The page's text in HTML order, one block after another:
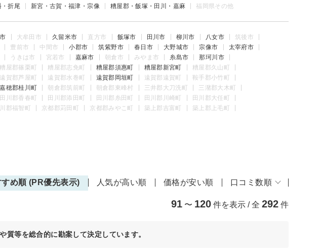
折尾
新宮・古賀・福津・宗像 糟屋郡・飯塚・田川・嘉麻 福岡県その他
大牟田市 久留米市 直方市 飯塚市 田川市 柳川市 八女市
筑後市
豊前市 中間市 小郡市 筑紫野市 春日市 大野城市 宗像市
太宰府市
うきは市 宮若市 嘉麻市 朝倉市 みやま市 糸島市
那珂川市
糟屋郡篠栗町 糟屋郡志免町 糟屋郡須惠町 糟屋郡新宮町
糟屋郡久山町
遠賀郡芦屋町 遠賀郡水巻町 遠賀郡岡垣町 遠賀郡遠賀町
鞍手郡小竹町
嘉穂郡桂川町 朝倉郡筑前町 朝倉郡東峰村 三井郡大刀洗町
三潴郡大木町
田川郡香春町 田川郡添田町 田川郡糸田町 田川郡川崎町
田川郡大任町
郡福智町 京都郡苅田町 京都郡みやこ町 築上郡吉富町
築上郡上毛町
すめ順 (PR優先表示) 人気が高い順 価格が安い順 口コミ数順
91 〜 120 件を表示 / 全 292 件
質等を総合的に勘案して決定しています。